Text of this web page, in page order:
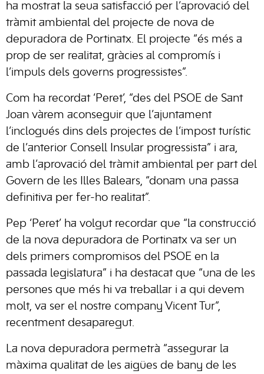
ha mostrat la seua satisfacció per l’aprovació del
tràmit ambiental del projecte de nova de
depuradora de Portinatx. El projecte “és més a
prop de ser realitat, gràcies al compromís i
l’impuls dels governs progressistes”.
Com ha recordat ‘Peret’, “des del PSOE de Sant
Joan vàrem aconseguir que l’ajuntament
l’inclogués dins dels projectes de l’impost turístic
de l’anterior Consell Insular progressista” i ara,
amb l’aprovació del tràmit ambiental per part del
Govern de les Illes Balears, “donam una passa
definitiva per fer-ho realitat”.
Pep ‘Peret’ ha volgut recordar que “la construcció
de la nova depuradora de Portinatx va ser un
dels primers compromisos del PSOE en la
passada legislatura” i ha destacat que “una de les
persones que més hi va treballar i a qui devem
molt, va ser el nostre company Vicent Tur”,
recentment desaparegut.
La nova depuradora permetrà “assegurar la
màxima qualitat de les aigües de bany de les